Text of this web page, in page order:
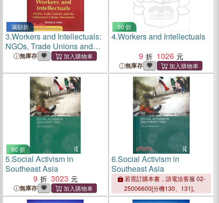
滿額折
3.Workers and Intellectuals:
NGOs, Trade Unions and
the Indonesian Labour
無庫存
90 折
4.Workers and Intellectuals
9
1026
無庫存
90 折
5.Social Activism in
Southeast Asia
9
3023
無庫存
6.Social Activism in
Southeast Asia
若需訂購本書，請電洽客服 02-
25006600[分機130、131]。